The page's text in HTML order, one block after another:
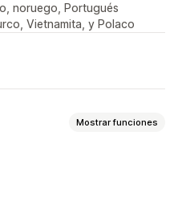
noruego, Portugués
Vietnamita, y Polaco
Mostrar funciones